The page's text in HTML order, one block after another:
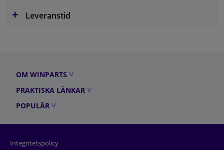
Leveranstid
OM WINPARTS
PRAKTISKA LÄNKAR
POPULÄR
Integritetspolicy